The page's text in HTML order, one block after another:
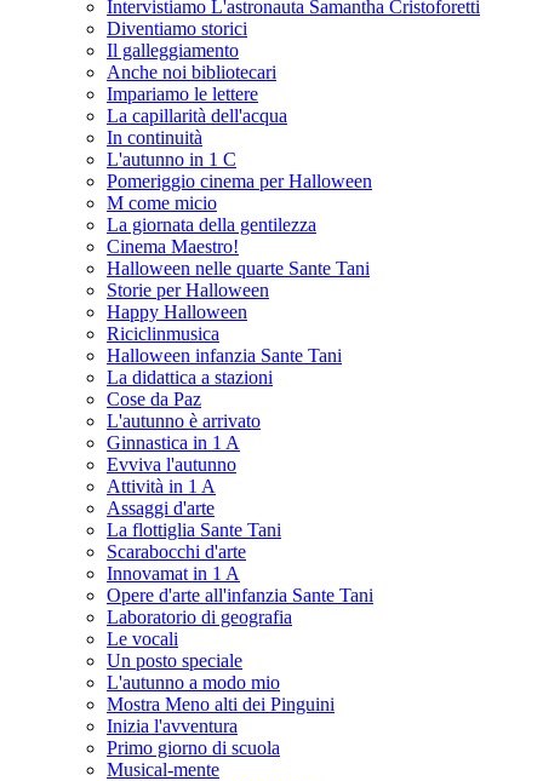
Intervistiamo L'astronauta Samantha Cristoforetti
Diventiamo storici
Il galleggiamento
Anche noi bibliotecari
Impariamo le lettere
La capillarità dell'acqua
In continuità
L'autunno in 1 C
Pomeriggio cinema per Halloween
M come micio
La giornata della gentilezza
Cinema Maestro!
Halloween nelle quarte Sante Tani
Storie per Halloween
Happy Halloween
Riciclinmusica
Halloween infanzia Sante Tani
La didattica a stazioni
Cose da Paz
L'autunno è arrivato
Ginnastica in 1 A
Evviva l'autunno
Attività in 1 A
Assaggi d'arte
La flottiglia Sante Tani
Scarabocchi d'arte
Innovamat in 1 A
Opere d'arte all'infanzia Sante Tani
Laboratorio di geografia
Le vocali
Un posto speciale
L'autunno a modo mio
Mostra Meno alti dei Pinguini
Inizia l'avventura
Primo giorno di scuola
Musical-mente